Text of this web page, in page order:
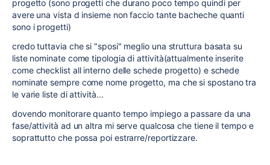
progetto (sono progetti che durano poco tempo quindi per
avere una vista d insieme non faccio tante bacheche quanti
sono i progetti)
credo tuttavia che si "sposi" meglio una struttura basata su
liste nominate come tipologia di attività(attualmente inserite
come checklist all interno delle schede progetto) e schede
nominate sempre come nome progetto, ma che si spostano tra
le varie liste di attività...
dovendo monitorare quanto tempo impiego a passare da una
fase/attività ad un altra mi serve qualcosa che tiene il tempo e
soprattutto che possa poi estrarre/reportizzare.